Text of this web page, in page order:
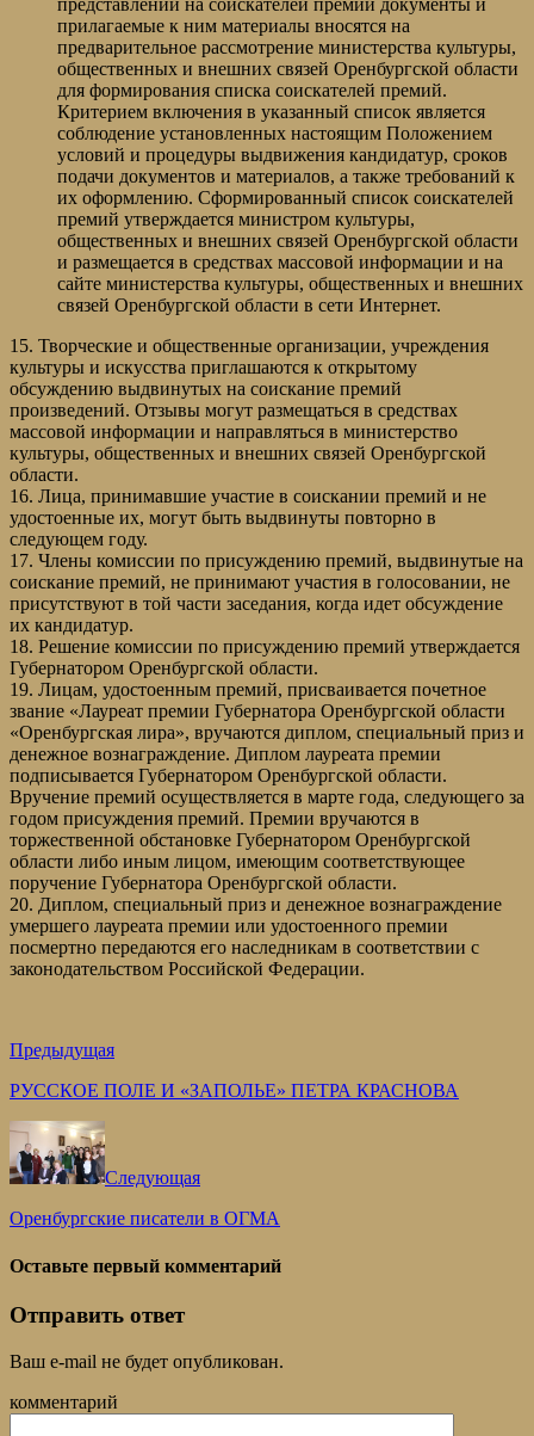
представлений на соискателей премий документы и
прилагаемые к ним материалы вносятся на
предварительное рассмотрение министерства культуры,
общественных и внешних связей Оренбургской области
для формирования списка соискателей премий.
Критерием включения в указанный список является
соблюдение установленных настоящим Положением
условий и процедуры выдвижения кандидатур, сроков
подачи документов и материалов, а также требований к
их оформлению. Сформированный список соискателей
премий утверждается министром культуры,
общественных и внешних связей Оренбургской области
и размещается в средствах массовой информации и на
сайте министерства культуры, общественных и внешних
связей Оренбургской области в сети Интернет.
15. Творческие и общественные организации, учреждения
культуры и искусства приглашаются к открытому
обсуждению выдвинутых на соискание премий
произведений. Отзывы могут размещаться в средствах
массовой информации и направляться в министерство
культуры, общественных и внешних связей Оренбургской
области.
16. Лица, принимавшие участие в соискании премий и не
удостоенные их, могут быть выдвинуты повторно в
следующем году.
17. Члены комиссии по присуждению премий, выдвинутые на
соискание премий, не принимают участия в голосовании, не
присутствуют в той части заседания, когда идет обсуждение
их кандидатур.
18. Решение комиссии по присуждению премий утверждается
Губернатором Оренбургской области.
19. Лицам, удостоенным премий, присваивается почетное
звание «Лауреат премии Губернатора Оренбургской области
«Оренбургская лира», вручаются диплом, специальный приз и
денежное вознаграждение. Диплом лауреата премии
подписывается Губернатором Оренбургской области.
Вручение премий осуществляется в марте года, следующего за
годом присуждения премий. Премии вручаются в
торжественной обстановке Губернатором Оренбургской
области либо иным лицом, имеющим соответствующее
поручение Губернатора Оренбургской области.
20. Диплом, специальный приз и денежное вознаграждение
умершего лауреата премии или удостоенного премии
посмертно передаются его наследникам в соответствии с
законодательством Российской Федерации.
Предыдущая
РУССКОЕ ПОЛЕ И «ЗАПОЛЬЕ» ПЕТРА КРАСНОВА
Следующая
Оренбургские писатели в ОГМА
Оставьте первый комментарий
Отправить ответ
Ваш e-mail не будет опубликован.
комментарий